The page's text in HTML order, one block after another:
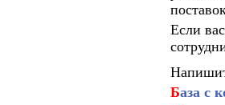
Если
База с